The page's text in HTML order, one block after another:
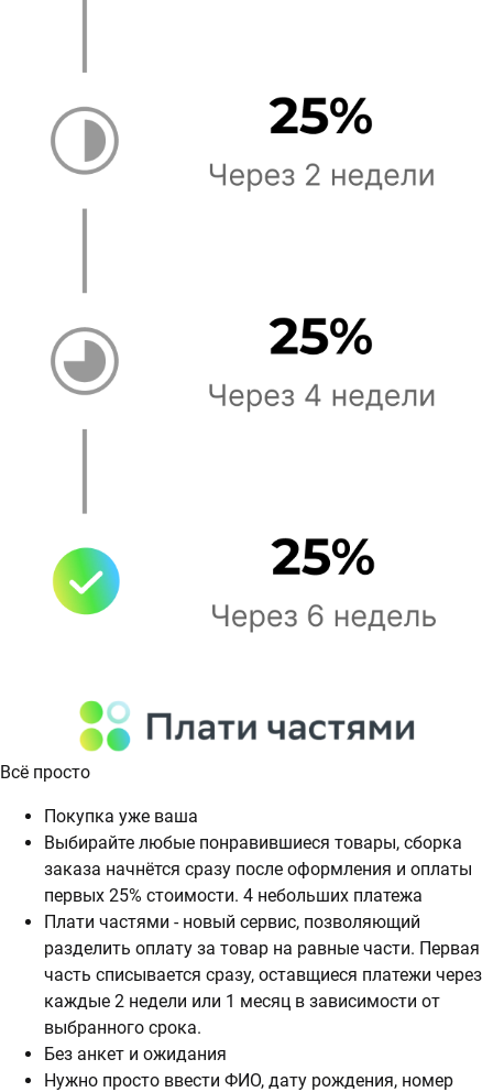
Всё просто
Покупка уже ваша
Выбирайте любые понравившиеся товары, сборка
заказа начнётся сразу после оформления и оплаты
первых 25% стоимости. 4 небольших платежа
Плати частями - новый сервис, позволяющий
разделить оплату за товар на равные части. Первая
часть списывается сразу, оставщиеся платежи через
каждые 2 недели или 1 месяц в зависимости от
выбранного срока.
Без анкет и ожидания
Нужно просто ввести ФИО, дату рождения, номер